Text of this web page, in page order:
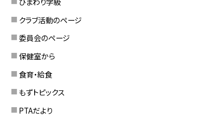
クラブ活動のページ
委員会のページ
保健室から
食育・給食
もずトピックス
PTAだより